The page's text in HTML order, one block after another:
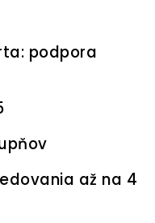
podpora
až na 4